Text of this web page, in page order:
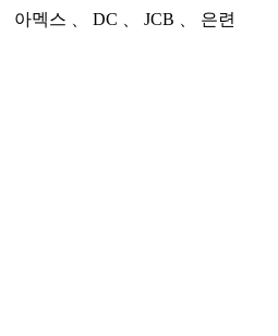
아멕스 DC JCB 은련